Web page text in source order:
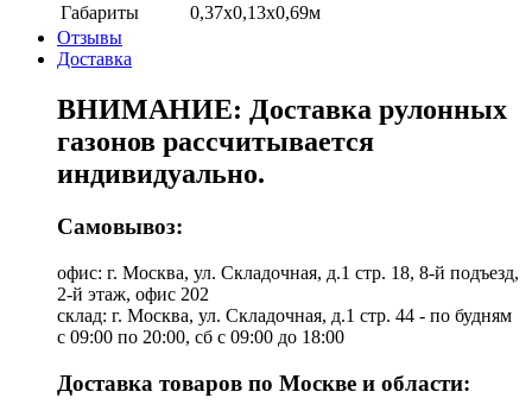
Габариты
0,37х0,13х0,69м
Отзывы
Доставка
ВНИМАНИЕ: Доставка рулонных
газонов рассчитывается
индивидуально.
Самовывоз:
офис: г. Москва, ул. Складочная, д.1 стр. 18, 8-й подъезд,
2-й этаж, офис 202
склад: г. Москва, ул. Складочная, д.1 стр. 44 - по будням
с 09:00 по 20:00, сб с 09:00 до 18:00
Доставка товаров по Москве и области: